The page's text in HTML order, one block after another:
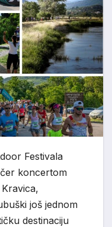
Festivala
koncertom
još jednom
destinaciju